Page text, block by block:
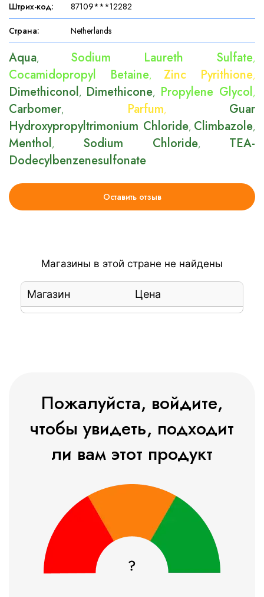
Штрих-код: 87109***12282
Страна: Netherlands
Aqua, Sodium Laureth Sulfate,
Cocamidopropyl Betaine,Zinc Pyrithione,
Dimethiconol, Dimethicone, Propylene Glycol,
Carbomer, Parfum, Guar
Hydroxypropyltrimonium Chloride, Climbazole,
Menthol, Sodium Chloride, TEA-
Dodecylbenzenesulfonate
Оставить отзыв
Магазины в этой стране не найдены
Магазин Цена
Пожалуйста, войдите,
чтобы увидеть, подходит
ли вам этот продукт